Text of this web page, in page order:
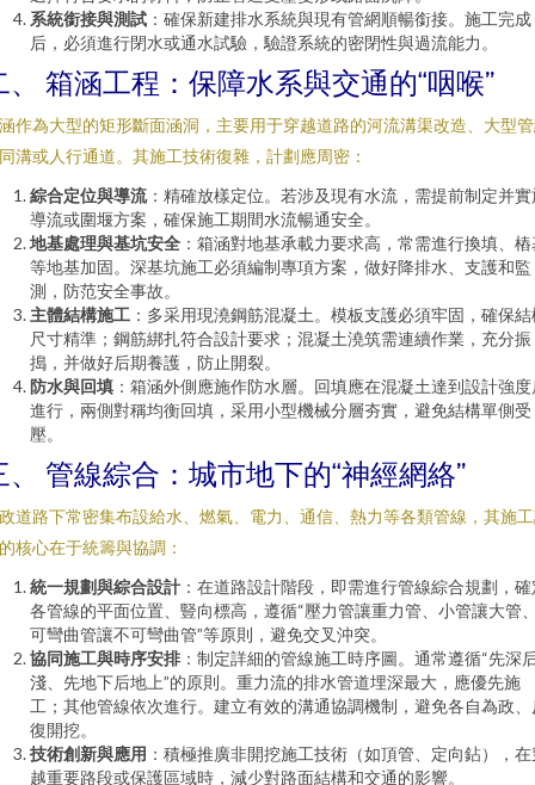
系統銜接與測試 ：確保新建排水系統與現有管網順暢銜接。施工完成
后，必須進行閉水或通水試驗，驗證系統的密閉性與過流能力。
、 箱涵工程：保障水系與交通的“咽喉”
作為大型的矩形斷面涵洞，主要用于穿越道路的河流溝渠改造、大型
溝或人行通道。其施工技術復雜，計劃應周密：
綜合定位與導流：精確放樣定位。若涉及現有水流，需提前制定并實
導流或圍堰方案，確保施工期間水流暢通安全。
地基處理與基坑安全 ：箱涵對地基承載力要求高，常需進行換填、
等地基加固。深基坑施工必須編制專項方案，做好降排水、支護和監
測，防范安全事故。
主體結構施工 ：多采用現澆鋼筋混凝土。模板支護必須牢固，確保結
尺寸精準；鋼筋綁扎符合設計要求；混凝土澆筑需連續作業，充分振
搗，并做好后期養護，防止開裂。
防水與回填 ：箱涵外側應施作防水層。回填應在混凝土達到設計強度
進行，兩側對稱均衡回填，采用小型機械分層夯實，避免結構單側受
壓。
、 管線綜合：城市地下的“神經網絡”
道路下常密集布設給水、燃氣、電力、通信、熱力等各類管線，其施
核心在于統籌與協調：
統一規劃與綜合設計 ：在道路設計階段，即需進行管線綜合規劃，
各管線的平面位置、豎向標高，遵循“壓力管讓重力管、小管讓大管
可彎曲管讓不可彎曲管”等原則，避免交叉沖突。
協同施工與時序安排 ：制定詳細的管線施工時序圖。通常遵循“先深
淺、先地下后地上”的原則。重力流的排水管道埋深最大，應優先施
工；其他管線依次進行。建立有效的溝通協調機制，避免各自為政、
復開挖。
技術創新與應用 ：積極推廣非開挖施工技術（如頂管、定向鉆），在
越重要路段或保護區域時，減少對路面結構和交通的影響。